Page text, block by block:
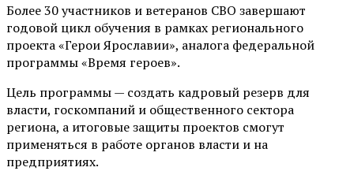
Более 30 участников и ветеранов СВО завершают
годовой цикл обучения в рамках регионального
проекта «Герои Ярославии», аналога федеральной
программы «Время героев».
Цель программы — создать кадровый резерв для
власти, госкомпаний и общественного сектора
региона, а итоговые защиты проектов смогут
применяться в работе органов власти и на
предприятиях.